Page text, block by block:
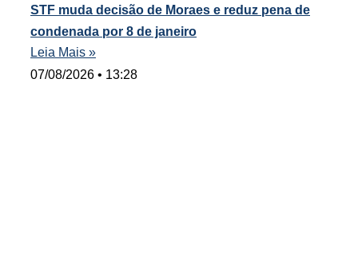
STF muda decisão de Moraes e reduz pena de
condenada por 8 de janeiro
Leia Mais »
07/08/2026
13:28